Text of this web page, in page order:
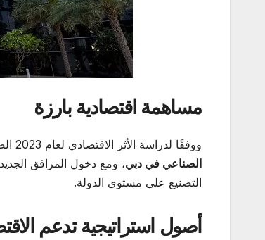
مساهمة اقتصادية بارزة
ووفقًا لدراسة الأثر الاقتصادي لعام 2023 الصادرة عن “إرنست ويونغ (EY)”، يساهم المجمع بنسبة
الصناعي في دبي، ومع دخول المرافق
التصنيع على مستوى الدولة.
أصول استراتيجية تدعم